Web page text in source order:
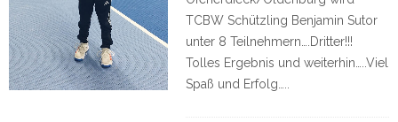
TCBW Schützling Benjamin Sutor
unter 8 Teilnehmern….Dritter!!!
Tolles Ergebnis und weiterhin…..Viel
Spaß und Erfolg…..